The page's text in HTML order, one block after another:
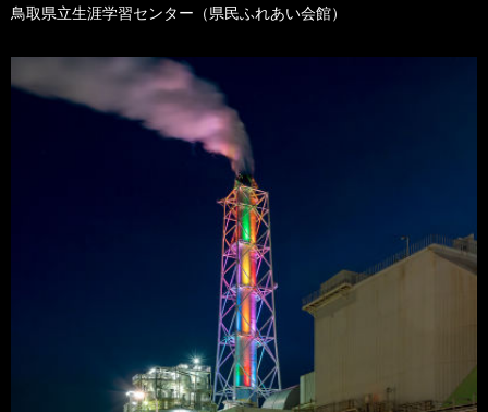
鳥取県立生涯学習センター（県民ふれあい会館）